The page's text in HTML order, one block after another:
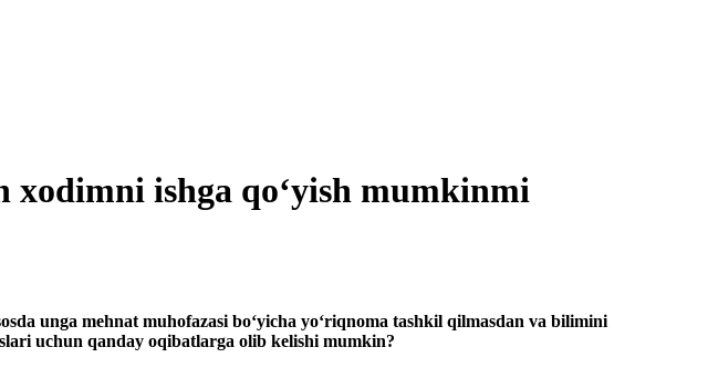
хodimni ishga qoʻyish mumkinmi
unga mehnat muhofazasi boʻyicha yoʻriqnoma tashkil qilmasdan va bilimini
uchun qanday oqibatlarga olib kelishi mumkin?